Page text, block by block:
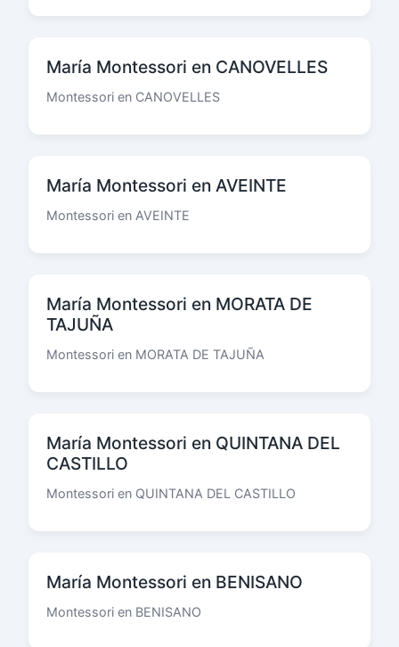
María Montessori en CANOVELLES
Montessori en CANOVELLES
María Montessori en AVEINTE
Montessori en AVEINTE
María Montessori en MORATA DE
TAJUÑA
Montessori en MORATA DE TAJUÑA
María Montessori en QUINTANA DEL
CASTILLO
Montessori en QUINTANA DEL CASTILLO
María Montessori en BENISANO
Montessori en BENISANO